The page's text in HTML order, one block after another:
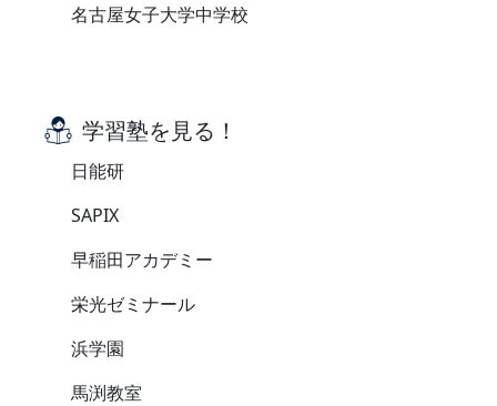
名古屋女子大学中学校
学習塾を見る！
日能研
SAPIX
早稲田アカデミー
栄光ゼミナール
浜学園
馬渕教室